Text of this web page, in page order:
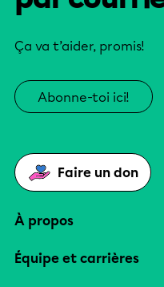
Ça va t’aider, promis!
Abonne-toi ici!
Faire un don
À propos
Équipe et carrières